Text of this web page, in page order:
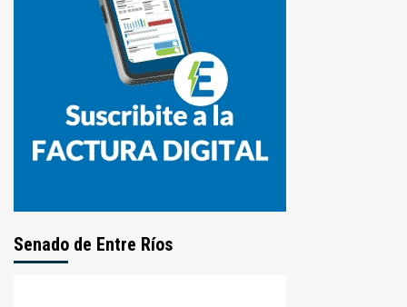
Senado de Entre Ríos